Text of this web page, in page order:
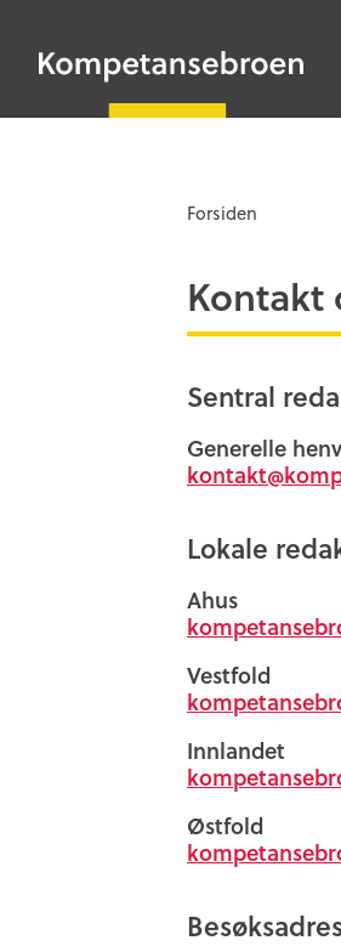
HOVEDINNHOLD
Forsiden
Kontakt
Sentral
Generelle
Lokale
Ahus
Vestfold
Innlandet
Østfold